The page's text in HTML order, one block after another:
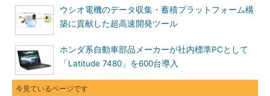
ウシオ電機のデータ収集・蓄積プラットフォーム構
築に貢献した超高速開発ツール
ホンダ系自動車部品メーカーが社内標準PCとして
「Latitude 7480」を600台導入